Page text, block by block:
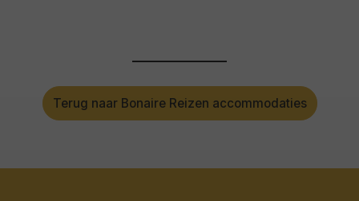
Terug naar Bonaire Reizen accommodaties